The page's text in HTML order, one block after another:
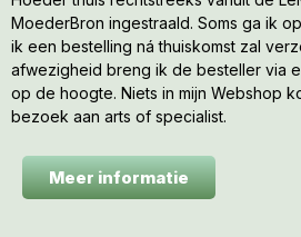
MoederBron ingestraald. Soms ga ik
ik een bestelling ná thuiskomst zal
afwezigheid breng ik de besteller via
op de hoogte. Niets in mijn Webshop
bezoek aan arts of specialist.
Meer informatie